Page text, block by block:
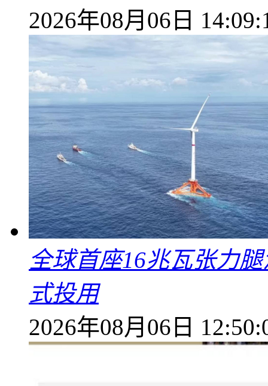
2026年08月06日
全球首座16兆瓦张力
式投用
2026年08月06日